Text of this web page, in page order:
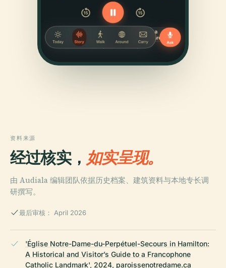
资料来源
经过核实， 如实呈现。
由 Audiala 编辑团队依据历史档案、建筑资料与本地专长调
研撰写。
最后审核： April 2026
'Église Notre-Dame-du-Perpétuel-Secours in Hamilton:
A Historical and Visitor’s Guide to a Francophone
Catholic Landmark', 2024, paroissenotredame.ca